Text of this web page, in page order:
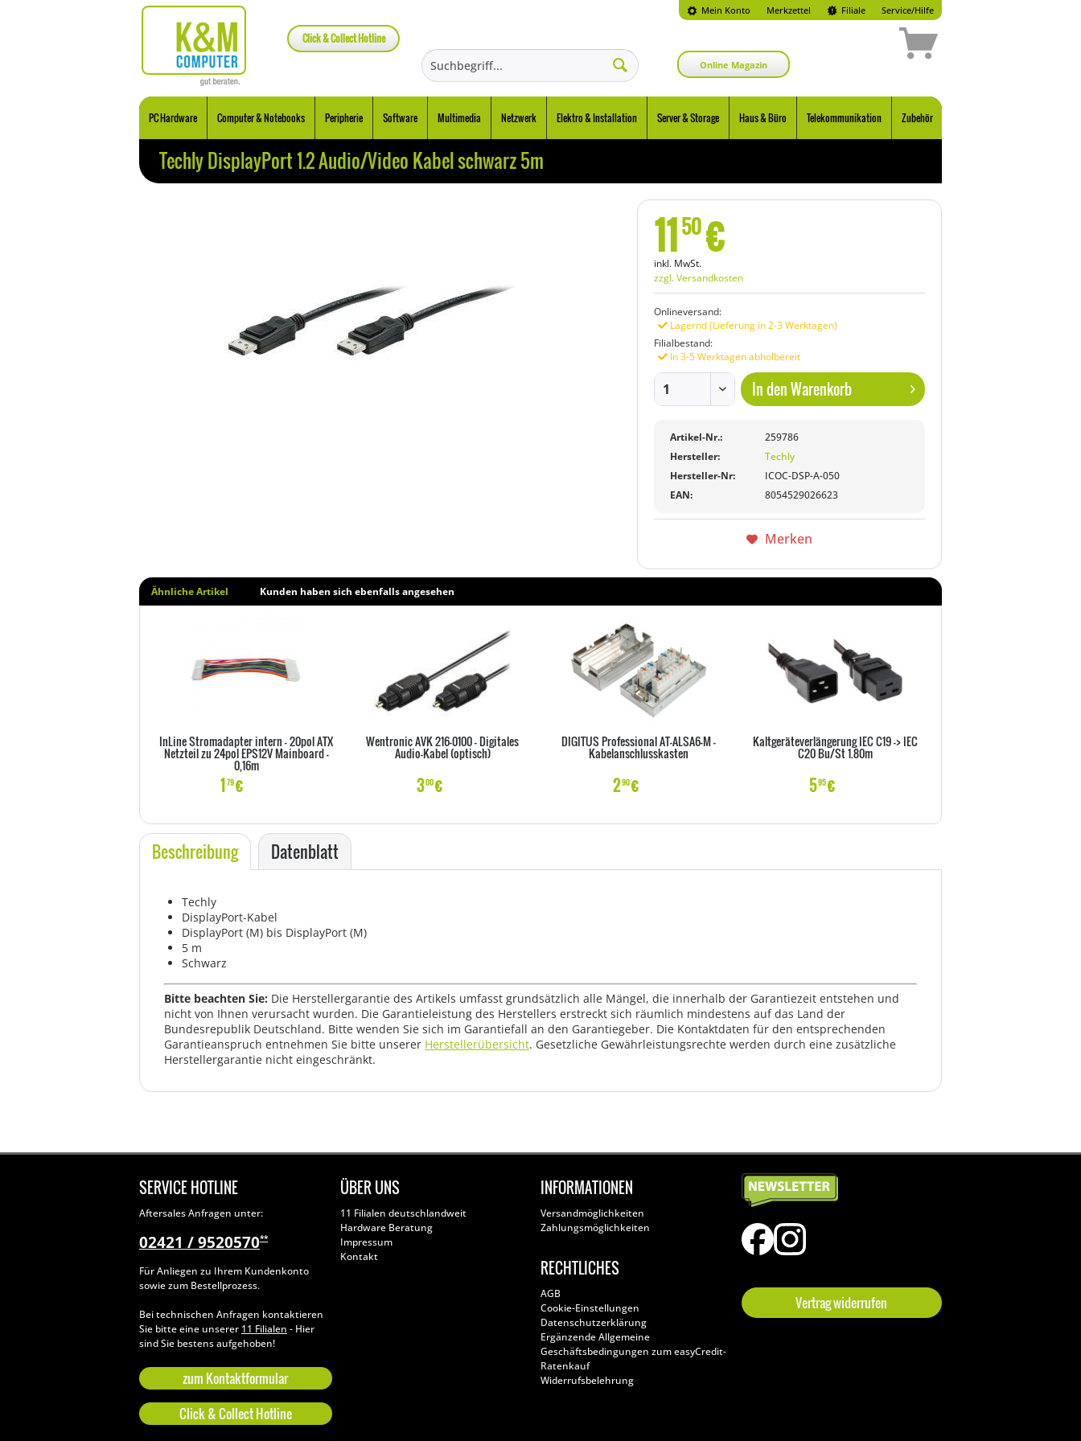
Mein Konto Merkzettel
Click & Collect Hotline
Filiale Service/Hilfe
Online Magazin
PC Hardware Computer & Notebooks Peripherie Software Multimedia Netzwerk Elektro & Installation Server & Storage Haus & Büro Telekommunikation Zubehör
Techly DisplayPort 1.2 Audio/Video Kabel schwarz 5m
1150€
inkl. MwSt.
zzgl. Versandkosten
Onlineversand:
Lagernd (Lieferung in 2-3 Werktagen)
Filialbestand:
In 3-5 Werktagen abholbereit
In denWarenkorb
Artikel-Nr.:
259786
Hersteller:
Techly
Hersteller-Nr:
ICOC-DSP-A-050
EAN:
8054529026623
Merken
Ähnliche Artikel Kunden haben sich ebenfalls angesehen
InLine Stromadapter intern - 20pol ATX
Netzteil zu 24pol EPS12V Mainboard -
0,16m
1 79€
Wentronic AVK 216-0100 - Digitales
Audio-Kabel (optisch)
300€
DIGITUS Professional AT-ALSA6-M -
Kabelanschlusskasten
290€
Kaltgeräteverlängerung IEC C19 -> IEC
C20 Bu/St 1.80m
595€
Beschreibung Datenblatt
Techly
DisplayPort-Kabel
DisplayPort (M) bis DisplayPort (M)
5 m
Schwarz
Bitte beachten Sie: Die Herstellergarantie des Artikels umfasst grundsätzlich alle Mängel, die innerhalb der Garantiezeit entstehen und
nicht von Ihnen verursacht wurden. Die Garantieleistung des Herstellers erstreckt sich räumlich mindestens auf das Land der
Bundesrepublik Deutschland. Bitte wenden Sie sich im Garantiefall an den Garantiegeber. Die Kontaktdaten für den entsprechenden
Garantieanspruch entnehmen Sie bitte unserer Herstellerübersicht. Gesetzliche Gewährleistungsrechte werden durch eine zusätzliche
Herstellergarantie nicht eingeschränkt.
SERVICE HOTLINE
Aftersales Anfragen unter:
02421 / 9520570**
Für Anliegen zu Ihrem Kundenkonto
sowie zum Bestellprozess.
Bei technischen Anfragen kontaktieren
Sie bitte eine unserer 11 Filialen - Hier
sind Sie bestens aufgehoben!
zum Kontaktformular
Click & Collect Hotline
ÜBER UNS
11 Filialen deutschlandweit
Hardware Beratung
Impressum
Kontakt
INFORMATIONEN
Versandmöglichkeiten
Zahlungsmöglichkeiten
RECHTLICHES
AGB
Cookie-Einstellungen
Datenschutzerklärung
Ergänzende Allgemeine
Geschäftsbedingungen zum easyCredit-
Ratenkauf
Widerrufsbelehrung
Vertrag widerrufen